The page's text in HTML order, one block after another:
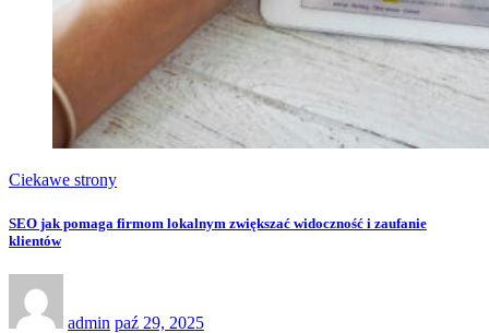
Ciekawe strony
SEO jak pomaga firmom lokalnym zwiększać widoczność i zaufanie
klientów
admin paź 29, 2025